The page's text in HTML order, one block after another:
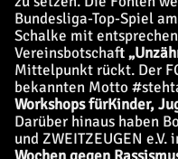
Bundesliga-Top-Spiel
Schalke mit
Vereinsbotschaft
Mittelpunkt rückt. Der
bekannten Motto
Workshops fürKinder,
Darüber hinaus haben
und ZWEITZEUGEN e.V.